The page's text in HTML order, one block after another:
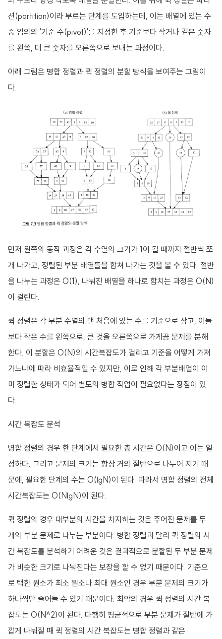
션(partition)이라 부르는 단계를 도입하는데, 이는 배열에 있는 수
중 임의의 '기준 수(pivot)'를 지정한 후 기준보다 작거나 같은 숫자
를 왼쪽, 더 큰 숫자를 오른쪽으로 보내는 과정이다.
아래 그림은 병합 정렬과 퀵 정렬의 분할 방식을 보여주는 그림이
다.
먼저 왼쪽의 동작 과정은 각 수열의 크기가 1이 될 때까지 절반씩 쪼
개 나가고, 정렬된 부분 배열들을 합쳐 나가는 것을 볼 수 있다. 절반
을 나누는 과정은 O(1), 나눠진 배열을 하나로 합치는 과정은 O(N)
이 걸린다.
퀵 정렬은 각 부분 수열의 맨 처음에 있는 수를 기준으로 삼고, 이들
보다 작은 수를 왼쪽으로, 큰 것을 오른쪽으로 가게끔 문제를 분해
한다. 이 분할은 O(N)의 시간복잡도가 걸리고 기준을 어떻게 가져
가느냐에 따라 비효율적일 수 있지만, 이로 인해 각 부분배열이 이
미 정렬한 상태가 되어 별도의 병합 작업이 필요없다는 장점이 있
다.
시간 복잡도 분석
병합 정렬의 경우 한 단계에서 필요한 총 시간은 O(N)이고 이는 일
정하다. 그리고 문제의 크기는 항상 거의 절반으로 나누어 지기 때
문에, 필요한 단계의 수는 O(lgN)이 된다. 따라서 병합 정렬의 전체
시간복잡도는 O(NlgN)이 된다.
퀵 정렬의 경우 대부분의 시간을 차지하는 것은 주어진 문제를 두
개의 부분 문제로 나누는 부분이다. 병합 정렬과 달리 퀵 정렬의 시
간 복잡도를 분석하기 어려운 것은 결과적으로 분할된 두 부분 문제
가 비슷한 크기로 나눠진다는 보장을 할 수 없기 때문이다. 기준으
로 택한 원소가 최소 원소나 최대 원소인 경우 부분 문제의 크기가
하나씩만 줄어들 수 있기 때문이다. 최악의 경우 퀵 정렬의 시간 복
잡도는 O(N^2)이 된다. 다행히 평균적으로 부분 문제가 절반에 가
깝게 나눠질 때 퀵 정렬의 시간 복잡도는 병합 정렬과 같은